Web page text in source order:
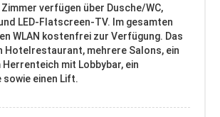
verfügen über Dusche/WC,
LED-Flatscreen-TV. Im gesamten
WLAN kostenfrei zur Verfügung. Das
Hotelrestaurant, mehrere Salons, ein
mit Lobbybar, ein
einen Lift.